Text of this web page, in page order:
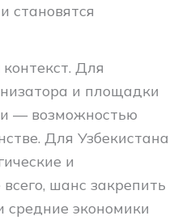
становятся
Для
и площадки
— возможностью
Для Узбекистана
и
шанс закрепить
средние экономики